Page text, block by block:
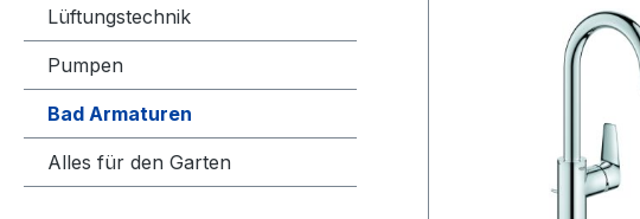
Lüftungstechnik
Pumpen
Bad Armaturen
Alles für den Garten